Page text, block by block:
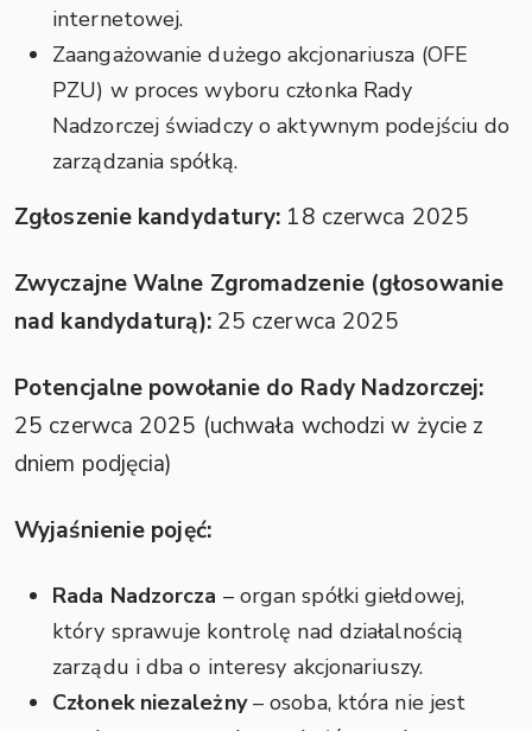
internetowej.
Zaangażowanie dużego akcjonariusza (OFE
PZU) w proces wyboru członka Rady
Nadzorczej świadczy o aktywnym podejściu do
zarządzania spółką.
Zgłoszenie kandydatury: 18 czerwca 2025
Zwyczajne Walne Zgromadzenie (głosowanie
nad kandydaturą):25 czerwca 2025
Potencjalne powołanie do Rady Nadzorczej:
25 czerwca 2025 (uchwała wchodzi w życie z
dniem podjęcia)
Wyjaśnienie pojęć:
Rada Nadzorcza – organ spółki giełdowej,
który sprawuje kontrolę nad działalnością
zarządu i dba o interesy akcjonariuszy.
Członek niezależny– osoba, która nie jest